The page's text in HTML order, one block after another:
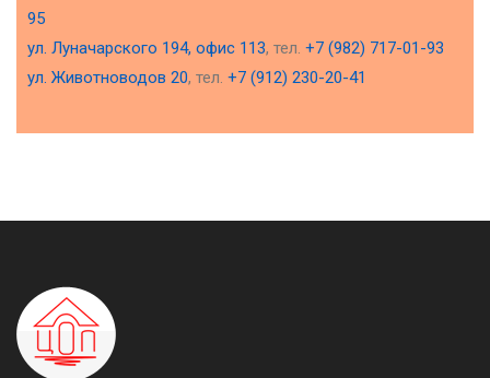
95
ул. Луначарского 194, офис 113, тел. +7 (982) 717-01-93
ул. Животноводов 20, тел. +7 (912) 230-20-41